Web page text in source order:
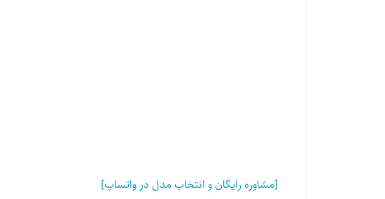
[مشاوره رایگان و انتخاب مدل در واتساپ]